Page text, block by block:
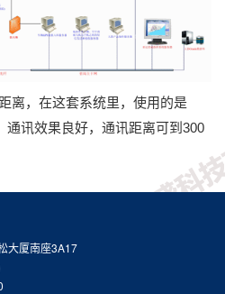
离，在这套系统里，使用的是
通讯效果良好，通讯距离可到300
大厦南座3A17